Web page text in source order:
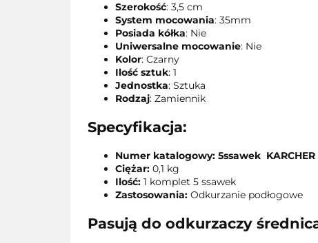
Szerokość: 3,5 cm
System mocowania: 35mm
Posiada kółka: Nie
Uniwersalne mocowanie: Nie
Kolor: Czarny
Ilość sztuk: 1
Jednostka: Sztuka
Rodzaj: Zamiennik
Specyfikacja:
Numer katalogowy: 5ssawek KARCHER
Ciężar: 0,1 kg
Ilość: 1 komplet 5 ssawek
Zastosowania: Odkurzanie podłogowe
Pasują do odkurzaczy